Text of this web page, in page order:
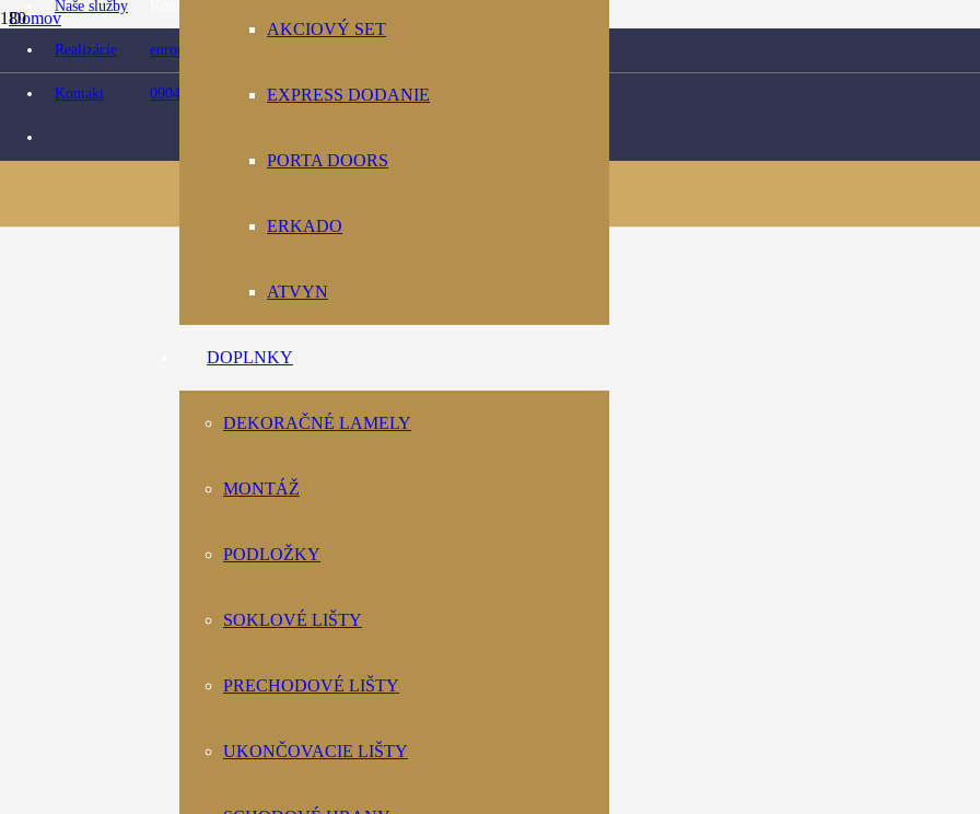
Naše služby
Realizácie
Kontakt
europarket@europarket.sk
0904 422 007
AKCIOVÝ SET
EXPRESS DODANIE
PORTA DOORS
ERKADO
ATVYN
DOPLNKY
DEKORAČNÉ LAMELY
MONTÁŽ
PODLOŽKY
SOKLOVÉ LIŠTY
PRECHODOVÉ LIŠTY
UKONČOVACIE LIŠTY
Domov
Doplnky
Schodové hrany
Lišta schodová Jaseň Bona 24,5×20 samolepiaca